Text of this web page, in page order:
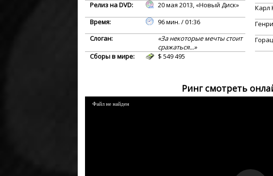
Релиз на DVD:
20 мая 2013, «Новый Диск»
Время:
96 мин. / 01:36
Слоган:
«За некоторые мечты стоит
сражаться...»
Сборы в мире:
$ 549 495
Карл
Ринг смотреть
Файл не найден